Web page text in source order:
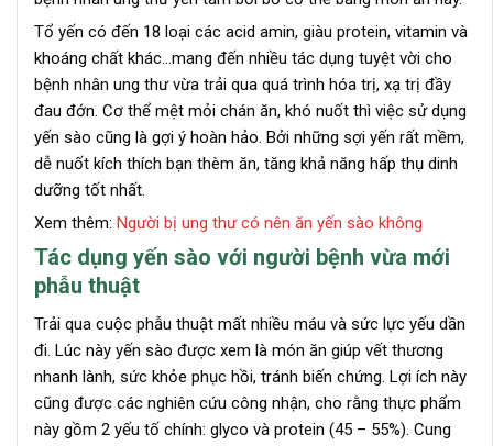
Tổ yến có đến 18 loại các acid amin, giàu protein, vitamin và
khoáng chất khác…mang đến nhiều tác dụng tuyệt vời cho
bệnh nhân ung thư vừa trải qua quá trình hóa trị, xạ trị đầy
đau đớn. Cơ thể mệt mỏi chán ăn, khó nuốt thì việc sử dụng
yến sào cũng là gợi ý hoàn hảo. Bởi những sợi yến rất mềm,
dễ nuốt kích thích bạn thèm ăn, tăng khả năng hấp thụ dinh
dưỡng tốt nhất.
Xem thêm: Người bị ung thư có nên ăn yến sào không
Tác dụng yến sào với người bệnh vừa mới
phẫu thuật
Trải qua cuộc phẫu thuật mất nhiều máu và sức lực yếu dần
đi. Lúc này yến sào được xem là món ăn giúp vết thương
nhanh lành, sức khỏe phục hồi, tránh biến chứng. Lợi ích này
cũng được các nghiên cứu công nhận, cho rằng thực phẩm
này gồm 2 yếu tố chính: glyco và protein (45 – 55%). Cung